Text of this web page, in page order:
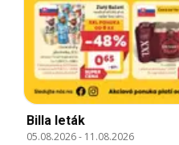
Billa leták
05.08.2026- 11.08.2026